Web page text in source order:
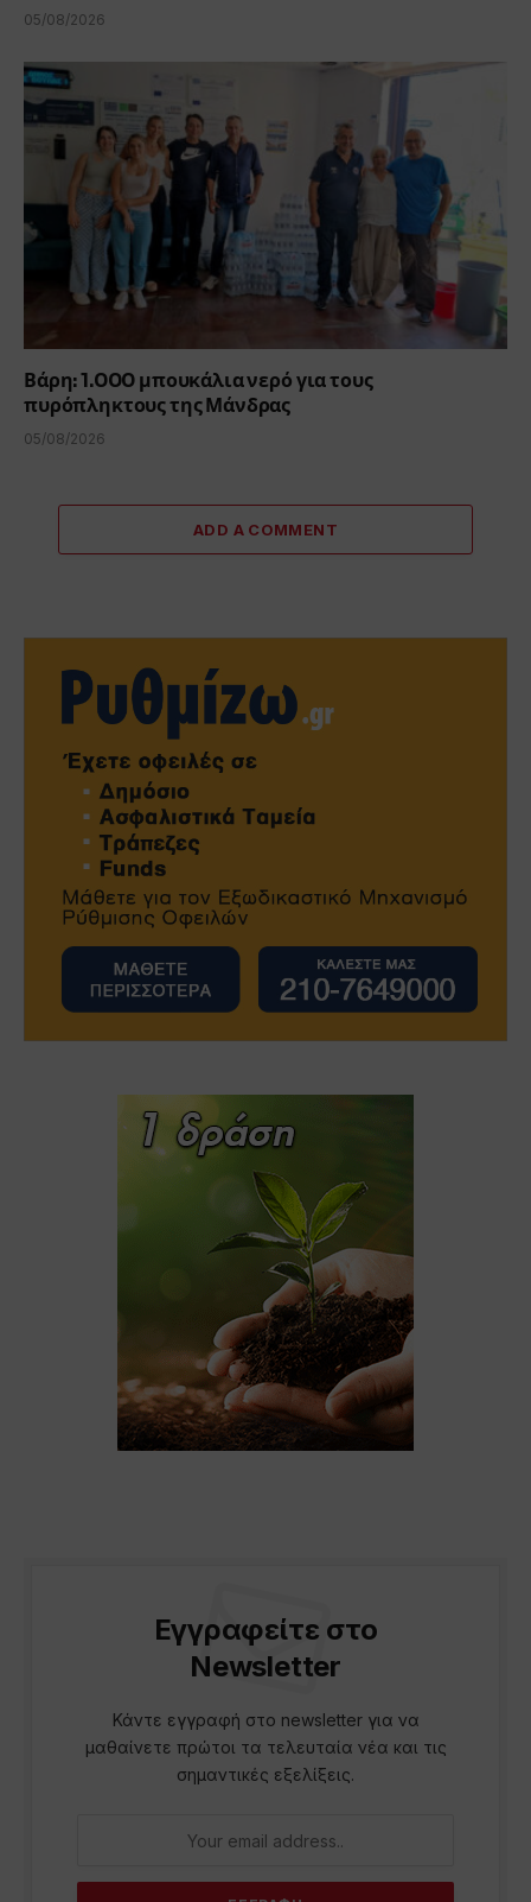
05/08/2026
Βάρη: 1.000 μπουκάλια νερό για τους
πυρόπληκτους της Μάνδρας
05/08/2026
ADD A COMMENT
Εγγραφείτε στο
Newsletter
Κάντε εγγραφή στο newsletter για να
μαθαίνετε πρώτοι τα τελευταία νέα και τις
σημαντικές εξελίξεις.